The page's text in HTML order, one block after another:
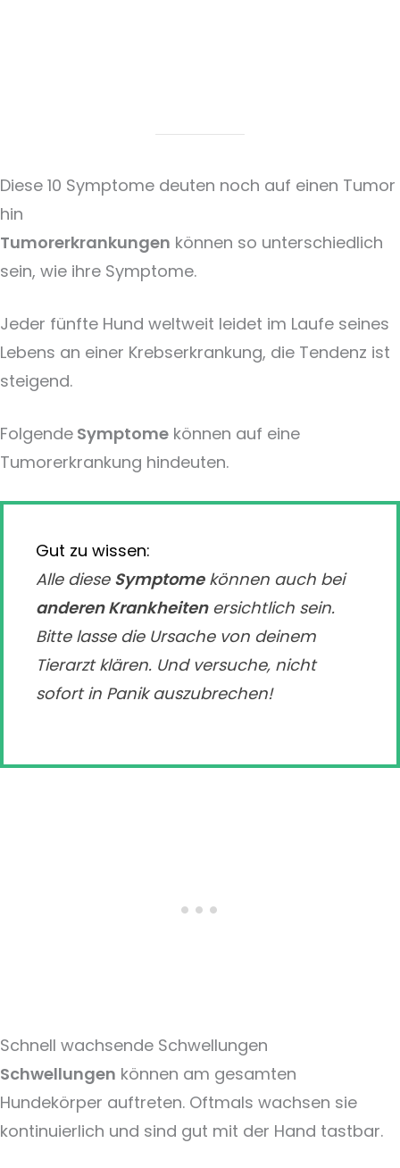
Diese 10 Symptome deuten noch auf einen Tumor
hin
Tumorerkrankungen können so unterschiedlich
sein, wie ihre Symptome.
Jeder fünfte Hund weltweit leidet im Laufe seines
Lebens an einer Krebserkrankung, die Tendenz ist
steigend.
Folgende Symptome können auf eine
Tumorerkrankung hindeuten.
Gut zu wissen:
Alle diese Symptomekönnen auch bei
anderen Krankheitenersichtlich sein.
Bitte lasse die Ursache von deinem
Tierarzt klären. Und versuche, nicht
sofort in Panik auszubrechen!
Schnell wachsende Schwellungen
Schwellungen können am gesamten
Hundekörper auftreten. Oftmals wachsen sie
kontinuierlich und sind gut mit der Hand tastbar.